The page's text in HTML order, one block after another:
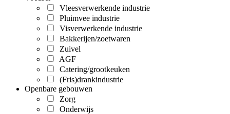
Vleesverwerkende industrie
Pluimvee industrie
Visverwerkende industrie
Bakkerijen/zoetwaren
Zuivel
AGF
Catering/grootkeuken
(Fris)drankindustrie
Openbare gebouwen
Zorg
Onderwijs